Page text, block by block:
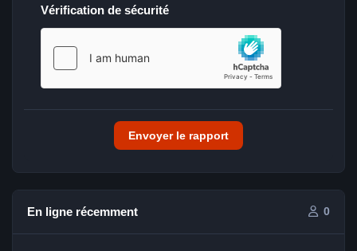
Vérification de sécurité
Envoyer le rapport
En ligne récemment 0